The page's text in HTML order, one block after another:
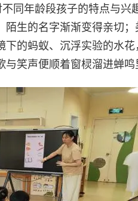
同年龄段孩子的特点与兴
生的名字渐渐变得亲切
的蚂蚁、沉浮实验的水
笑声便顺着窗棂溜进蝉鸣